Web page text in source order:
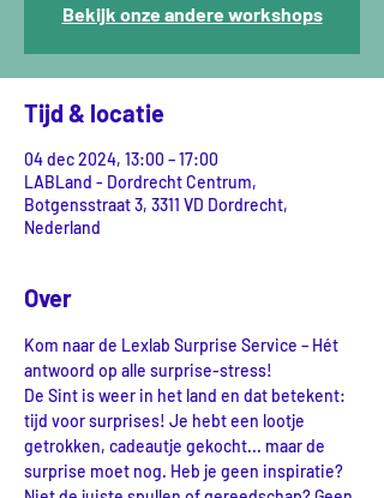
Bekijk onze andere workshops
Tijd & locatie
04 dec 2024, 13:00 – 17:00
LABLand - Dordrecht Centrum,
Botgensstraat 3, 3311 VD Dordrecht,
Nederland
Over
Kom naar de Lexlab Surprise Service – Hét
antwoord op alle surprise-stress!
De Sint is weer in het land en dat betekent:
tijd voor surprises! Je hebt een lootje
getrokken, cadeautje gekocht... maar de
surprise moet nog. Heb je geen inspiratie?